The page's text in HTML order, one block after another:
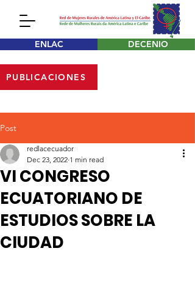
ENLAC DECENIO
PUBLICACIONES
Post
VI CONGRESO
ECUATORIANO DE
ESTUDIOS SOBRE LA
CIUDAD
redlacecuador
Dec 23, 2022 1 min read